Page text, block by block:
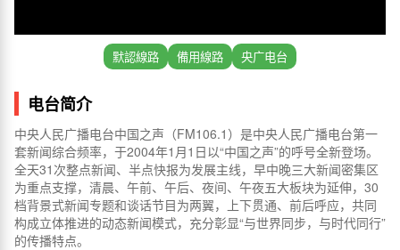
默認線路 備用線路 央广电台
电台简介
中央人民广播电台中国之声（FM106.1）是中央人民广播电台第一
套新闻综合频率，于2004年1月1日以“中国之声”的呼号全新登场。
全天31次整点新闻、半点快报为发展主线，早中晚三大新闻密集区
为重点支撑，清晨、午前、午后、夜间、午夜五大板块为延伸，30
档背景式新闻专题和谈话节目为两翼，上下贯通、前后呼应，共同
构成立体推进的动态新闻模式，充分彰显“与世界同步，与时代同行”
的传播特点。